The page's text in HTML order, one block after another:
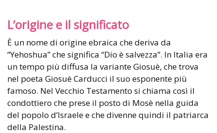
L’origine e il significato
È un nome di origine ebraica che deriva da
“Yehoshua” che significa “Dio è salvezza”. In Italia era
un tempo più diffusa la variante Giosuè, che trova
nel poeta Giosuè Carducci il suo esponente più
famoso. Nel Vecchio Testamento si chiama così il
condottiero che prese il posto di Mosè nella guida
del popolo d’Israele e che divenne quindi il patriarca
della Palestina.